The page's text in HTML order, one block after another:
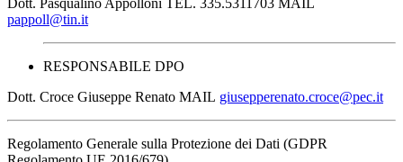
pappoll@tin.it
RESPONSABILE DPO
Dott. Croce Giuseppe Renato MAIL giusepperenato.croce@pec.it
Regolamento Generale sulla Protezione dei Dati (GDPR